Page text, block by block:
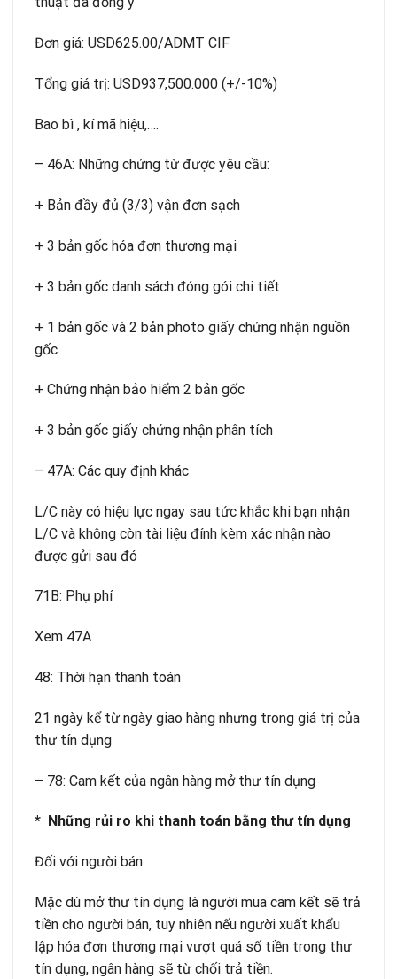
Đơn giá: USD625.00/ADMT CIF
Tổng giá trị: USD937,500.000 (+/-10%)
Bao bì , kí mã hiệu,….
– 46A: Những chứng từ được yêu cầu:
+ Bản đầy đủ (3/3) vận đơn sạch
+ 3 bản gốc hóa đơn thương mại
+ 3 bản gốc danh sách đóng gói chi tiết
+ 1 bản gốc và 2 bản photo giấy chứng nhận nguồn
gốc
+ Chứng nhận bảo hiểm 2 bản gốc
+ 3 bản gốc giấy chứng nhận phân tích
– 47A: Các quy định khác
L/C này có hiệu lực ngay sau tức khắc khi bạn nhận
L/C và không còn tài liệu đính kèm xác nhận nào
được gửi sau đó
71B: Phụ phí
Xem 47A
48: Thời hạn thanh toán
21 ngày kể từ ngày giao hàng nhưng trong giá trị của
thư tín dụng
– 78: Cam kết của ngân hàng mở thư tín dụng
* Những rủi ro khi thanh toán bằng thư tín dụng
Đối với người bán:
Mặc dù mở thư tín dụng là người mua cam kết sẽ trả
tiền cho người bán, tuy nhiên nếu người xuất khẩu
lập hóa đơn thương mại vượt quá số tiền trong thư
tín dụng, ngân hàng sẽ từ chối trả tiền.